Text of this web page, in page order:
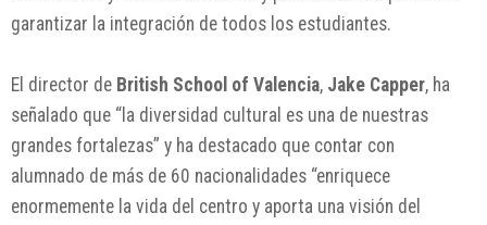
garantizar la integración de todos los estudiantes.
El director de British School of Valencia, Jake Capper, ha
señalado que “la diversidad cultural es una de nuestras
grandes fortalezas” y ha destacado que contar con
alumnado de más de 60 nacionalidades “enriquece
enormemente la vida del centro y aporta una visión del